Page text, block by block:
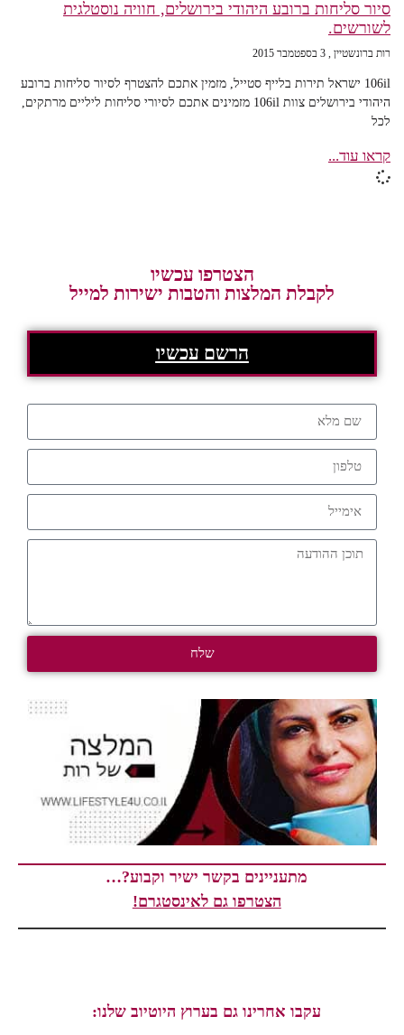
סיור סליחות ברובע היהודי בירושלים, חוויה נוסטלגית
לשורשים.
רות ברונשטיין 3 בספטמבר 2015
106il ישראל תירות בלייף סטייל, מזמין אתכם להצטרף לסיור סליחות ברובע
היהודי בירושלים צוות 106il מזמינים אתכם לסיורי סליחות ליליים מרתקים,
לכל
קראו עוד...
הצטרפו עכשיו
לקבלת המלצות והטבות ישירות למייל
הרשם עכשיו
שלח
מתעניינים בקשר ישיר וקבוע?…
הצטרפו גם לאינסטגרם!
עקבו אחרינו גם בערוץ היוטיוב שלנו: